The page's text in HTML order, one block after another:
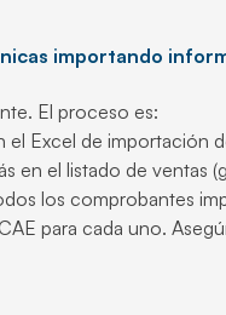
importando
El proceso es:
Excel de importación
en el listado de ventas
los comprobantes
para cada uno.